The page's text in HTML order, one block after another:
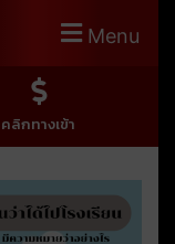
Menu
คลิกทางเข้า